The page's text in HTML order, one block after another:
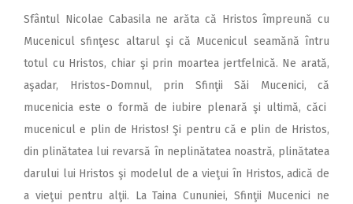
Sfântul Nicolae Cabasila ne arăta că Hristos împreună cu
Mucenicul sfinţesc altarul şi că Mucenicul seamănă întru
totul cu Hristos, chiar şi prin moartea jertfelnică. Ne arată,
aşadar, Hristos-Domnul, prin Sfinţii Săi Mucenici, că
mucenicia este o formă de iubire plenară şi ultimă, căci
mucenicul e plin de Hristos! Şi pentru că e plin de Hristos,
din plinătatea lui revarsă în neplinătatea noastră, plinătatea
darului lui Hristos şi modelul de a vieţui în Hristos, adică de
a vieţui pentru alţii. La Taina Cununiei, Sfinţii Mucenici ne